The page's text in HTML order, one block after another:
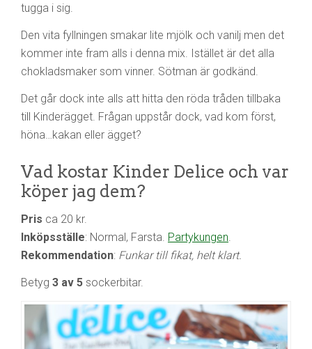
tugga i sig.
Den vita fyllningen smakar lite mjölk och vanilj men det
kommer inte fram alls i denna mix. Istället är det alla
chokladsmaker som vinner. Sötman är godkänd.
Det går dock inte alls att hitta den röda tråden tillbaka
till Kinderägget. Frågan uppstår dock, vad kom först,
höna…kakan eller ägget?
Vad kostar Kinder Delice och var
köper jag dem?
Pris ca 20 kr.
Inköpsställe: Normal, Farsta. Partykungen
Rekommendation: Funkar till fikat, helt klart.
Betyg 3 av 5 sockerbitar.